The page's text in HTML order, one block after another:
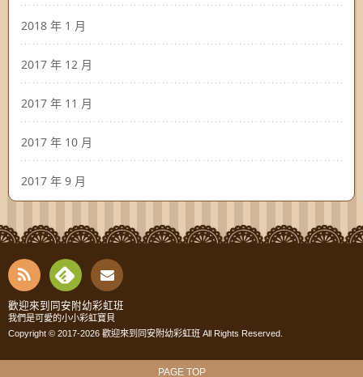
2018 年 1 月
2017 年 12 月
2017 年 11 月
2017 年 10 月
2017 年 9 月
RSS
Fee
dly
Cont
act
歡迎來到同安附幼彩虹班
我們是可愛的小小彩虹寶貝
Copyright © 2017-2026 歡迎來到同安附幼彩虹班 All Rights Reserved.
PAGE TOP